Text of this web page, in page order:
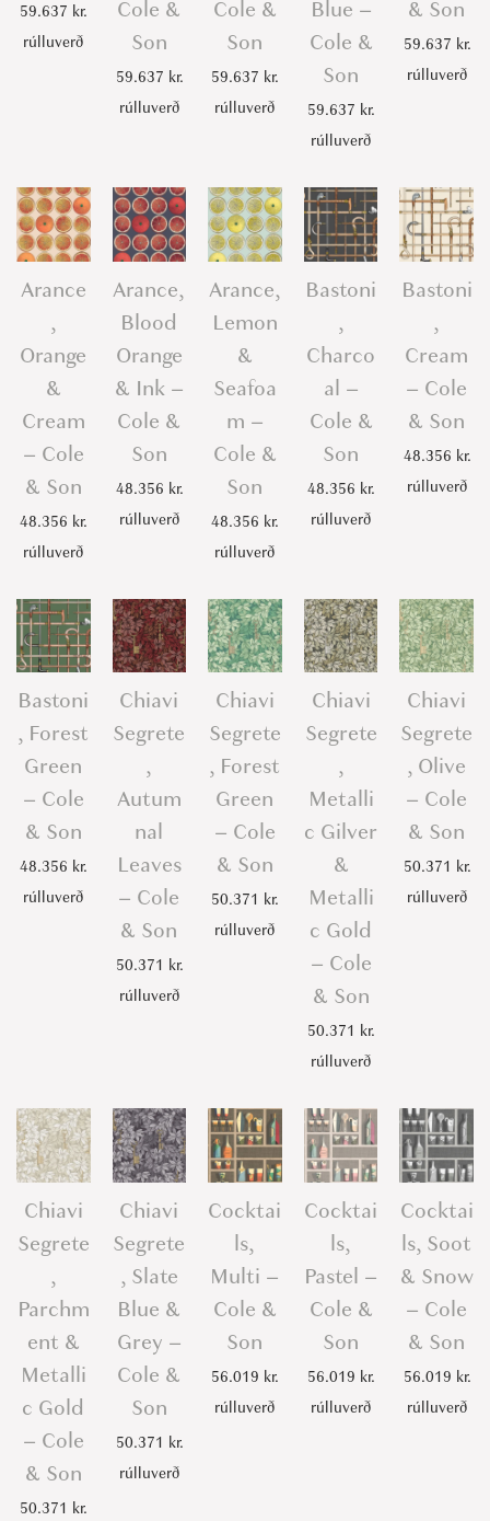
C
o
o
n
q
u
n
i
t
59.637 kr.
rúlluverð
Cole &
Son
59.637 kr.
rúlluverð
Cole &
Son
59.637 kr.
rúlluverð
Blue –
Cole &
Son
59.637 kr.
rúlluverð
& Son
59.637 kr.
rúlluverð
Arance
,
Orange
&
Cream
– Cole
& Son
48.356 kr.
rúlluverð
Arance,
Blood
Orange
& Ink –
Cole &
Son
48.356 kr.
rúlluverð
Arance,
Lemon
&
Seafoa
m –
Cole &
Son
48.356 kr.
rúlluverð
Bastoni
,
Charco
al –
Cole &
Son
48.356 kr.
rúlluverð
Bastoni
,
Cream
– Cole
& Son
48.356 kr.
rúlluverð
Bastoni
, Forest
Green
– Cole
& Son
48.356 kr.
rúlluverð
Chiavi
Segrete
,
Autum
nal
Leaves
– Cole
& Son
50.371 kr.
rúlluverð
Chiavi
Segrete
, Forest
Green
– Cole
& Son
50.371 kr.
rúlluverð
Chiavi
Segrete
,
Metalli
c Gilver
&
Metalli
c Gold
– Cole
& Son
50.371 kr.
rúlluverð
Chiavi
Segrete
, Olive
– Cole
& Son
50.371 kr.
rúlluverð
Chiavi
Segrete
,
Parchm
ent &
Metalli
c Gold
– Cole
& Son
50.371 kr.
Chiavi
Segrete
, Slate
Blue &
Grey –
Cole &
Son
50.371 kr.
rúlluverð
Cocktai
ls,
Multi –
Cole &
Son
56.019 kr.
rúlluverð
Cocktai
ls,
Pastel –
Cole &
Son
56.019 kr.
rúlluverð
Cocktai
ls, Soot
& Snow
– Cole
& Son
56.019 kr.
rúlluverð